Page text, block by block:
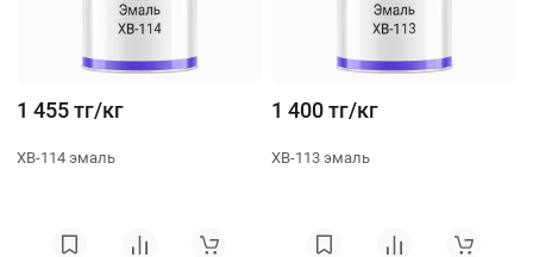
1 455 тг/кг
ХВ-114 эмаль
1 400 тг/кг
ХВ-113 эмаль